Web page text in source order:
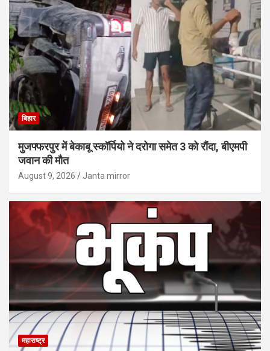
बिहार
मुजफ्फरपुर में बेकाबू स्कॉर्पियो ने दरोगा समेत 3 को रौंदा, बीएमपी
जवान की मौत
August 9, 2026 Janta mirror
महाराष्ट्र